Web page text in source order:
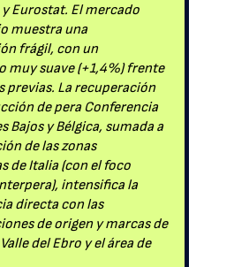
y Eurostat. El mercado
muestra una
frágil, con un
muy suave (+1,4%) frente
previas. La recuperación
de pera Conferencia
Bajos y Bélgica, sumada a
de las zonas
de Italia (con el foco
intensifica la
directa con las
de origen y marcas de
del Ebro y el área de